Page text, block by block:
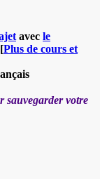
avec le
[Plus de cours et
sauvegarder votre